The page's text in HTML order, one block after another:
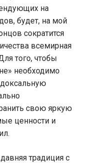
на
будет, на мой
сократится
всемирная
того, чтобы
необходимо
свою яркую
ценности и
традиция с